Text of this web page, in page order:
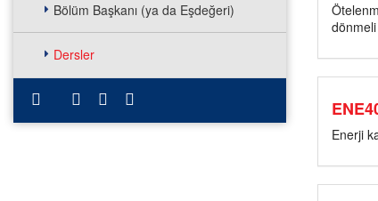
Bölüm Başkanı (ya da Eşdeğeri)
Dersler
Enerji